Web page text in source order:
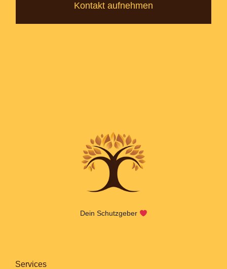
Kontakt aufnehmen
Dein Schutzgeber
Services